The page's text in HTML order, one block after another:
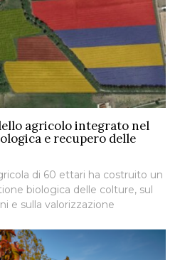
agricolo integrato nel
e recupero delle
di 60 ettari ha costruito un
biologica delle colture, sul
e sulla valorizzazione